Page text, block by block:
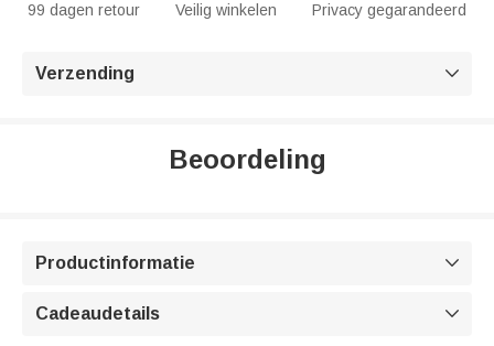
99 dagen retour Veilig winkelen Privacy gegarandeerd
Verzending 
Beoordeling
Productinformatie 
Cadeaudetails 